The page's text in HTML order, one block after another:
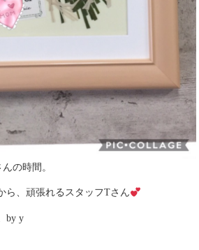
の時間。
ら、頑張れるスタッフTさん
by y